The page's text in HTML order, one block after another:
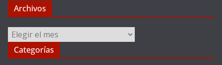
Archivos
Archivos
Categorías